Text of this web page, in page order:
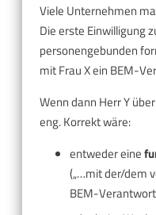
Viele Unternehmen
Die erste Einwilligung
personengebunden
mit Frau X ein BEM-
Wenn dann Herr Y
eng. Korrekt wäre:
entweder eine
(„…mit der/dem
BEM-